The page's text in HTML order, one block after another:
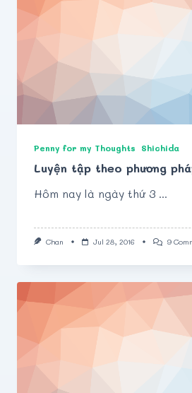
Penny for my Thoughts Shichida
Luyện tập theo phương
Hôm nay là ngày thứ 3 ...
Chan Jul 28, 2016 9